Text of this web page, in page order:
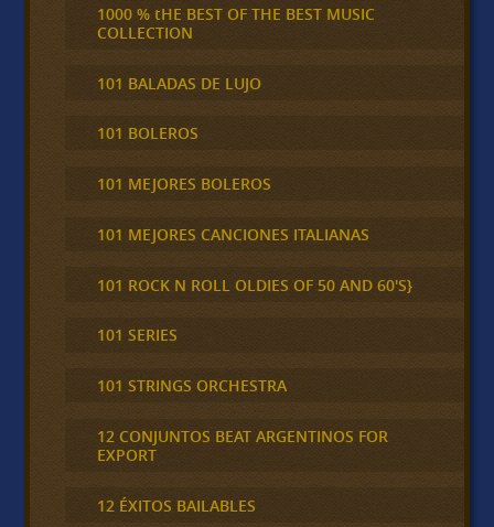
1000 % tHE BEST OF THE BEST MUSIC
COLLECTION
101 BALADAS DE LUJO
101 BOLEROS
101 MEJORES BOLEROS
101 MEJORES CANCIONES ITALIANAS
101 ROCK N ROLL OLDIES OF 50 AND 60'S}
101 SERIES
101 STRINGS ORCHESTRA
12 CONJUNTOS BEAT ARGENTINOS FOR
EXPORT
12 ÉXITOS BAILABLES